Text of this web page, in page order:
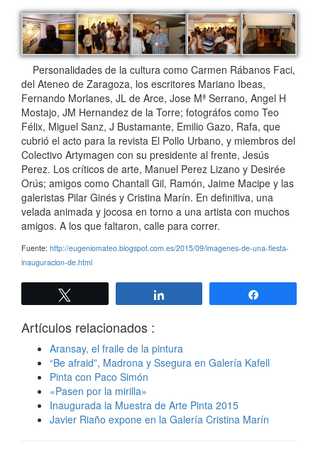
Personalidades de la cultura como Carmen Rábanos Faci,
del Ateneo de Zaragoza, los escritores Mariano Ibeas,
Fernando Morlanes, JL de Arce, Jose Mª Serrano, Angel H
Mostajo, JM Hernandez de la Torre; fotográfos como Teo
Félix, Miguel Sanz, J Bustamante, Emilio Gazo, Rafa, que
cubrió el acto para la revista El Pollo Urbano, y miembros del
Colectivo Artymagen con su presidente al frente, Jesús
Perez. Los críticos de arte, Manuel Perez Lizano y Desirée
Orús; amigos como Chantall Gil, Ramón, Jaime Macipe y las
galeristas Pilar Ginés y Cristina Marín. En definitiva, una
velada animada y jocosa en torno a una artista con muchos
amigos. A los que faltaron, calle para correr.
Fuente: http://eugeniomateo.blogspot.com.es/2015/09/imagenes-de-una-fiesta-
inauguracion-de.html
Artículos relacionados :
Aransay, el fraile de la pintura
“Be afraid”, Madrona y Ssegura en Galería Kafell
Pinta con Paco Simón
«Pasen por la mirilla»
Inaugurada la Muestra de Arte Pinta 2015
Javier Riaño expone en la Galería Cristina Marín